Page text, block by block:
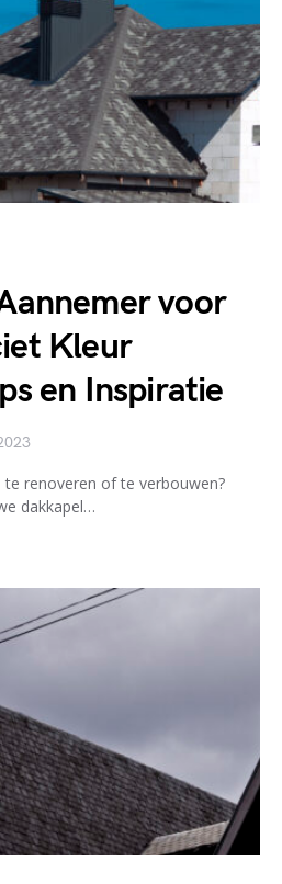
voor
Kleur
en Inspiratie
renoveren of te verbouwen?
dakkapel…